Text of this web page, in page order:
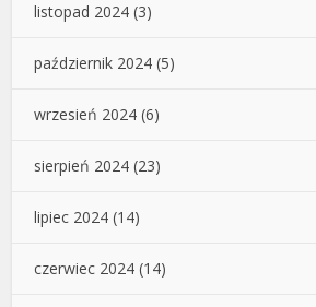
listopad 2024 (3)
październik 2024 (5)
wrzesień 2024 (6)
sierpień 2024 (23)
lipiec 2024 (14)
czerwiec 2024 (14)